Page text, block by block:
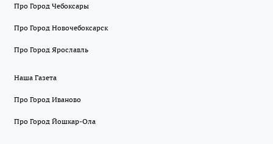
Про Город Чебоксары
Про Город Новочебоксарск
Про Город Ярославль
Наша Газета
Про Город Иваново
Про Город Йошкар-Ола